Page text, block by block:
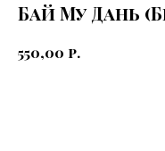
Бай Му Дань
550,00 р.